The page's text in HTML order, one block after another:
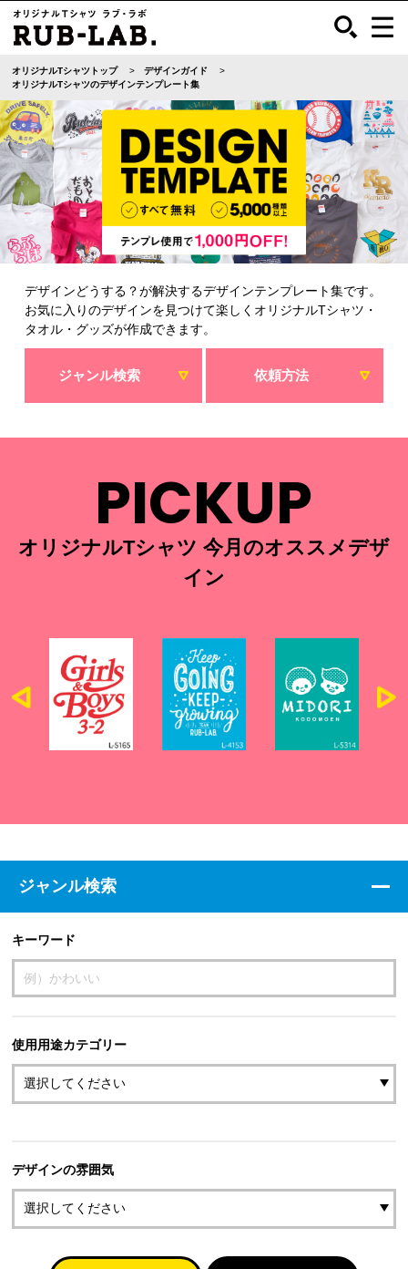
オリジナルTシャツトップ
デザインガイド
オリジナルTシャツのデザインテンプレート集
デザインどうする？が解決するデザインテンプレート集です。
お気に入りのデザインを見つけて楽しくオリジナルTシャツ・
タオル・グッズが作成できます。
ジャンル検索 依頼方法
PICKUP
オリジナルTシャツ 今月のオススメデザ
イン
ジャンル検索
キーワード
使用用途カテゴリー
デザインの雰囲気